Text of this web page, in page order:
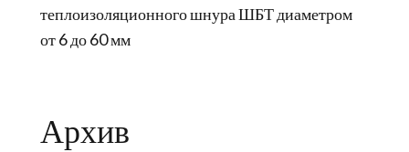
теплоизоляционного шнура ШБТ диаметром
от 6 до 60 мм
Архив